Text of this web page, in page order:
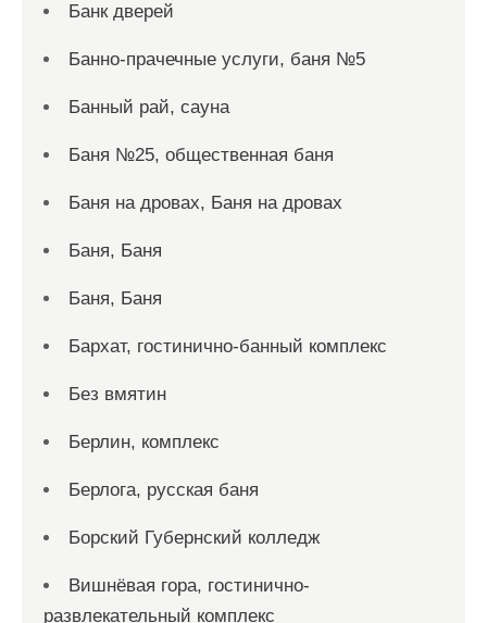
Банк дверей
Банно-прачечные услуги, баня №5
Банный рай, сауна
Баня №25, общественная баня
Баня на дровах, Баня на дровах
Баня, Баня
Баня, Баня
Бархат, гостинично-банный комплекс
Без вмятин
Берлин, комплекс
Берлога, русская баня
Борский Губернский колледж
Вишнёвая гора, гостинично-
развлекательный комплекс